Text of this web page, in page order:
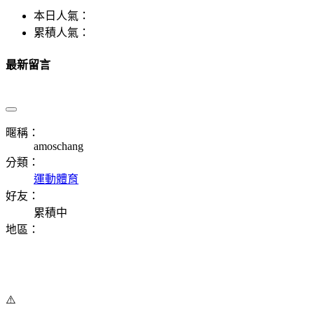
本日人氣：
累積人氣：
最新留言
暱稱：
amoschang
分類：
運動體育
好友：
累積中
地區：
⚠️